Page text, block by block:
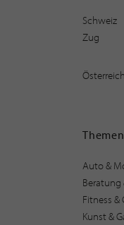
Schweiz
Zug
Österreich
Auto &
Fitness &
Kunst &